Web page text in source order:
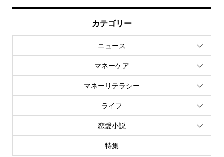
カテゴリー
ニュース
マネーケア
マネーリテラシー
ライフ
恋愛小説
特集